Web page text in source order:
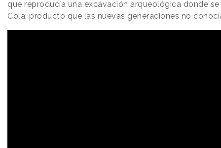
que reproducía una excavación arqueológica donde
Cola, producto que las nuevas generaciones no